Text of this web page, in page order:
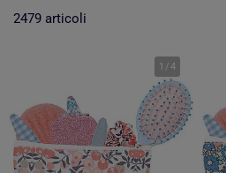
2479 articoli
1 /4